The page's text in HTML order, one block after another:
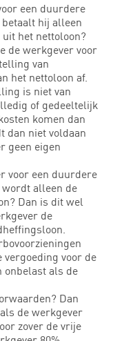
een duurdere
hij alleen
het nettoloon?
de werkgever voor
van
het nettoloon af.
is niet van
of gedeeltelijk
komen dan
dan niet voldaan
geen eigen
voor een duurdere
alleen de
Dan is dit wel
de
voor de
onbelast als de
Dan
de werkgever
zover de vrije